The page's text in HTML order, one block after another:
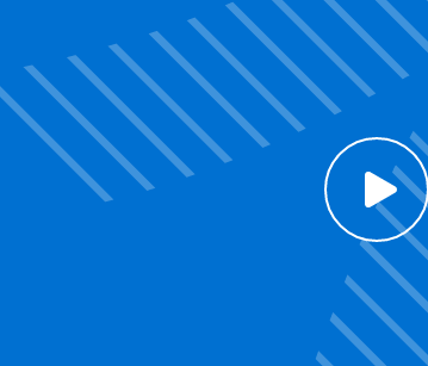
Voir
Click to enable Youtube